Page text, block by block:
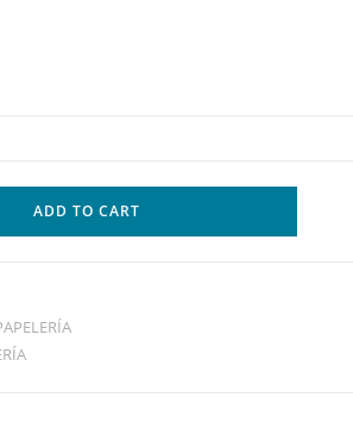
ADD TO CART